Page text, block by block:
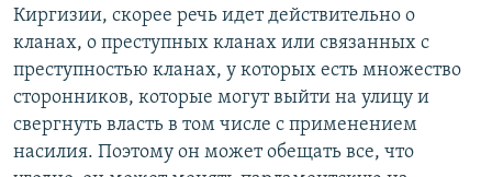
Киргизии, скорее речь идет действительно о
кланах, о преступных кланах или связанных с
преступностью кланах, у которых есть множество
сторонников, которые могут выйти на улицу и
свергнуть власть в том числе с применением
насилия. Поэтому он может обещать все, что